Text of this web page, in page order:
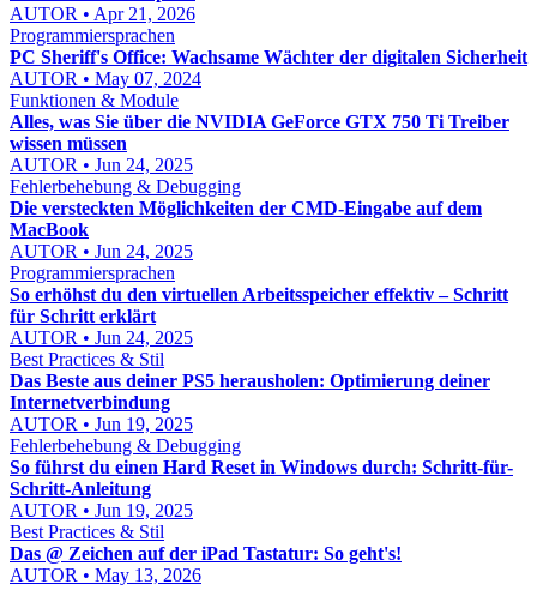
AUTOR • Apr 21, 2026
Programmiersprachen
PC Sheriff's Office: Wachsame Wächter der digitalen Sicherheit
AUTOR • May 07, 2024
Funktionen & Module
Alles, was Sie über die NVIDIA GeForce GTX 750 Ti Treiber
wissen müssen
AUTOR • Jun 24, 2025
Fehlerbehebung & Debugging
Die versteckten Möglichkeiten der CMD-Eingabe auf dem
MacBook
AUTOR • Jun 24, 2025
Programmiersprachen
So erhöhst du den virtuellen Arbeitsspeicher effektiv – Schritt
für Schritt erklärt
AUTOR • Jun 24, 2025
Best Practices & Stil
Das Beste aus deiner PS5 herausholen: Optimierung deiner
Internetverbindung
AUTOR • Jun 19, 2025
Fehlerbehebung & Debugging
So führst du einen Hard Reset in Windows durch: Schritt-für-
Schritt-Anleitung
AUTOR • Jun 19, 2025
Best Practices & Stil
Das @ Zeichen auf der iPad Tastatur: So geht's!
AUTOR • May 13, 2026